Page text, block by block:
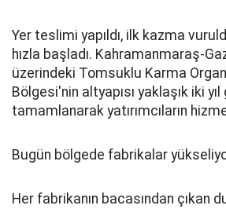
Yer teslimi yapıldı, ilk kazma
hızla başladı. Kahramanmaraş-
üzerindeki Tomsuklu Karma
Bölgesi'nin altyapısı yaklaşık iki
tamamlanarak yatırımcıların
Bugün bölgede fabrikalar
Her fabrikanın bacasından çıkan